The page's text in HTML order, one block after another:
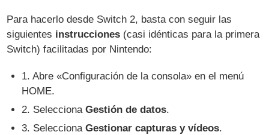
Para hacerlo desde Switch 2, basta con seguir las
siguientes instrucciones (casi idénticas para la primera
Switch) facilitadas por Nintendo:
1. Abre «Configuración de la consola» en el menú
HOME.
2. SeleccionaGestión de datos.
3. SeleccionaGestionar capturas y vídeos.